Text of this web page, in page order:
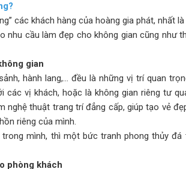
các khách hàng của hoàng gia phát, nhất
nhu cầu làm đẹp cho không gian cũng như
gian
hành lang,… đều là những vị trí quan
các vị khách, hoặc là không gian riêng tư
thuật trang trí đẳng cấp, giúp tạo vẻ
riêng của mình.
mình, thì một bức tranh phong thủy
phòng khách